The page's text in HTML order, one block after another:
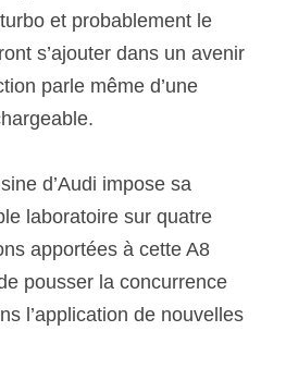
et probablement le
s’ajouter dans un avenir
parle même d’une
d’Audi impose sa
laboratoire sur quatre
apportées à cette A8
pousser la concurrence
l’application de nouvelles